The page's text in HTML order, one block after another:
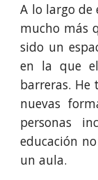
A lo largo de
mucho más
sido un
en la que
barreras.
nuevas
personas
educación
un aula.